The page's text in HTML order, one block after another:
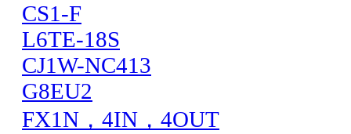
CS1-F
L6TE-18S
CJ1W-NC413
G8EU2
FX1N，4IN，4OUT